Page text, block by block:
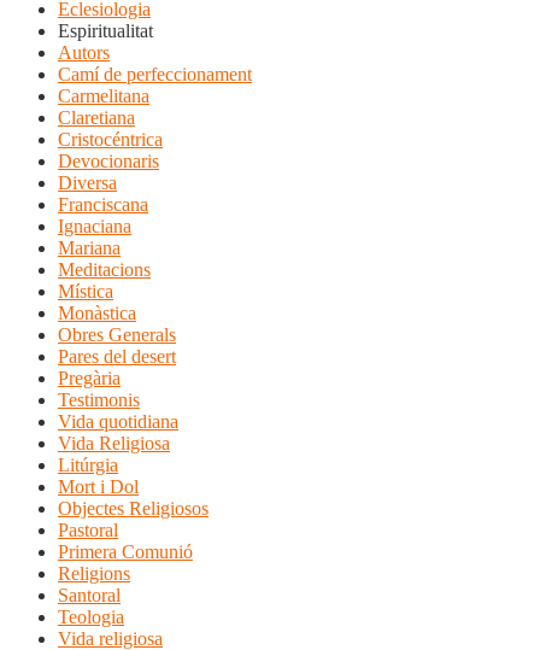
Eclesiologia
Espiritualitat
Autors
Camí de perfeccionament
Carmelitana
Claretiana
Cristocéntrica
Devocionaris
Diversa
Franciscana
Ignaciana
Mariana
Meditacions
Mística
Monàstica
Obres Generals
Pares del desert
Pregària
Testimonis
Vida quotidiana
Vida Religiosa
Litúrgia
Mort i Dol
Objectes Religiosos
Pastoral
Primera Comunió
Religions
Santoral
Teologia
Vida religiosa